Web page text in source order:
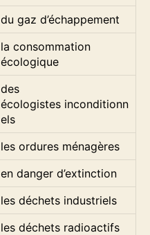
du gaz d’échappement
la consommation
écologique
des
écologistes inconditionn
els
les ordures ménagères
en danger d’extinction
les déchets industriels
les déchets radioactifs